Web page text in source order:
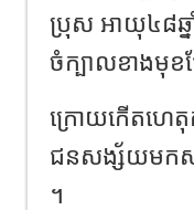
ប្រុស​ អាយុ​៤៨​ឆ្ន
ចំ​ក្បាល​ខាង​មុខ​
ក្រោយ​កើតហេតុ​
ជនសង្ស័យ​មក​ស
។​